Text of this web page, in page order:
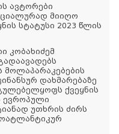
ავტორები
მიიღო
სტატუსი 2023 წლის
კობახიძემ
მოლაპარაკებების
დახმარებაზე
ქვეყნის
ევროპული
უთხრის ძირს